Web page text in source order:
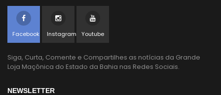
Facebook Instagram Youtube
Siga, Curta, Comente e Compartilhes as notícias da Grande
Loja Maçônica do Estado da Bahia nas Redes Sociais.
NEWSLETTER